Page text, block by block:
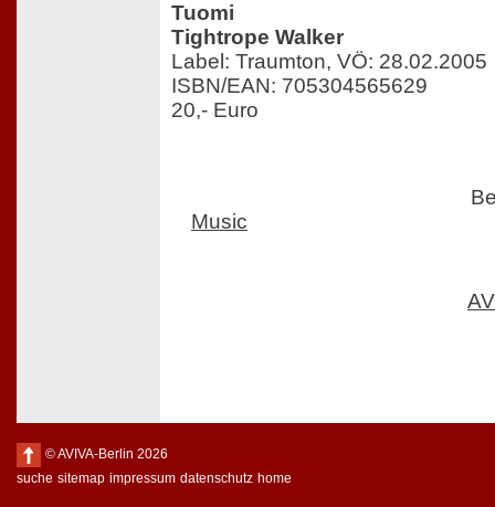
Tuomi
Tightrope Walker
Label: Traumton, VÖ: 28.02.2005
ISBN/EAN: 705304565629
20,- Euro
Music
© AVIVA-Berlin 2026
suche sitemap impressum datenschutz home